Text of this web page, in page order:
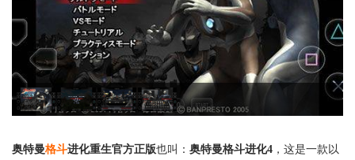
奥特曼格斗进化重生官方正版也叫： 奥特曼格斗进化4 ，这是一款以